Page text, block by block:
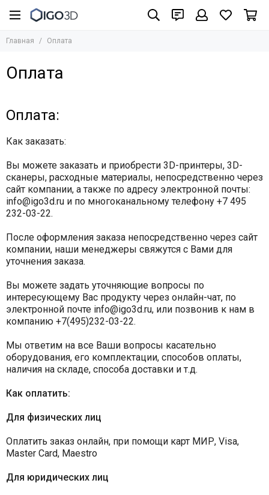
Главная Оплата
Оплата
Оплата:
Как заказать:
Вы можете заказать и приобрести 3D-принтеры, 3D-
сканеры, расходные материалы, непосредственно через
сайт компании, а также по адресу электронной почты:
info@igo3d.ru и по многоканальному телефону +7 495
232-03-22.
После оформления заказа непосредственно через сайт
компании, наши менеджеры свяжутся с Вами для
уточнения заказа.
Вы можете задать уточняющие вопросы по
интересующему Вас продукту через онлайн-чат, по
электронной почте info@igo3d.ru, или позвонив к нам в
компанию +7(495)232-03-22.
Мы ответим на все Ваши вопросы касательно
оборудования, его комплектации, способов оплаты,
наличия на складе, способа доставки и т.д.
Как оплатить:
Для физических лиц
Оплатить заказ онлайн, при помощи карт МИР, Visa,
Master Card, Maestro
Для юридических лиц